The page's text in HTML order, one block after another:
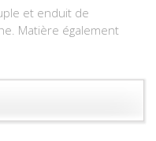
et enduit de
Matière également